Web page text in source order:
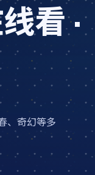
看 ·
、奇幻等多